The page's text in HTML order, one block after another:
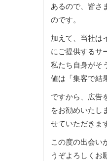
あるので、皆さ
のです。
加えて、当社は
にご提供するサ
私たち自身がそ
値は「集客で結
ですから、広告
をお勧めいたし
せていただきま
この度の出会い
うぞよろしくお